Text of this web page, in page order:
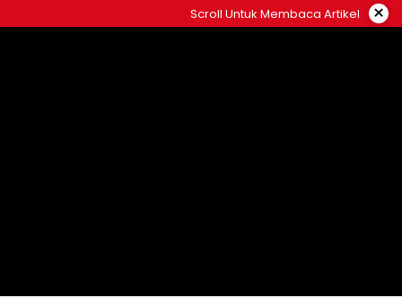
to
Scroll Untuk Membaca Artikel ×